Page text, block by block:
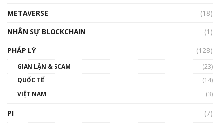
01:32:59
gió ấm
METAVERSE
(18)
NHÂN SỰ BLOCKCHAIN
(1)
PHÁP LÝ
(128)
GIAN LẬN & SCAM
(23)
QUỐC TẾ
(14)
VIỆT NAM
(3)
PI (7)